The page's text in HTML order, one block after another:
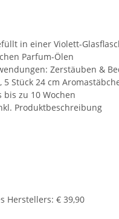
in einer Violett-
Parfum-Ölen
Zerstäuben &
Stück 24 cm
zu 10 Wochen
Produktbeschreibung
Herstellers: € 39,90